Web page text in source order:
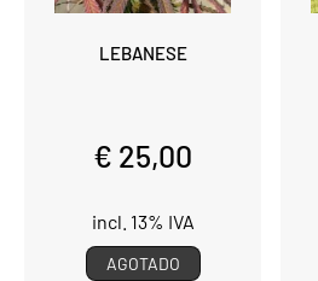
LEBANESE
€ 25,00
incl. 13% IVA
AGOTADO